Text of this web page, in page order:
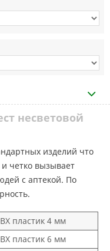
несветовой
четко вызывает
с аптекой. По
пластик 4 мм
пластик 6 мм